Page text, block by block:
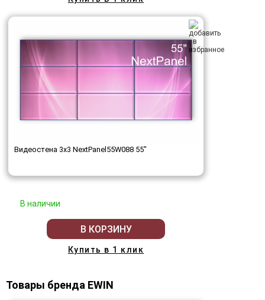
Видеостена 3x3 NextPanel55W088 55"
В наличии
В КОРЗИНУ
Купить в 1 клик
Товары бренда EWIN